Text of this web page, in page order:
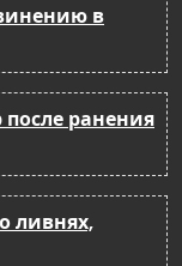
в
ранения
ливнях,